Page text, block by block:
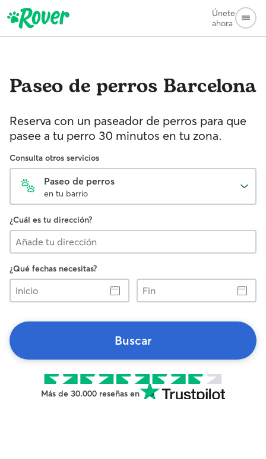
Únete
ahora
Paseo de perros Barcelona
Reserva con un paseador de perros para que
pasee a tu perro 30 minutos en tu zona.
Consulta otros servicios
Paseo de perros
en tu barrio
¿Cuál es tu dirección?
¿Qué fechas necesitas?
Inicio
Fin
Buscar
Más de 30.000 reseñas en